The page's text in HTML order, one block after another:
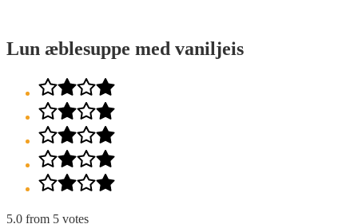
Lun æblesuppe med vaniljeis
5.0 from 5 votes